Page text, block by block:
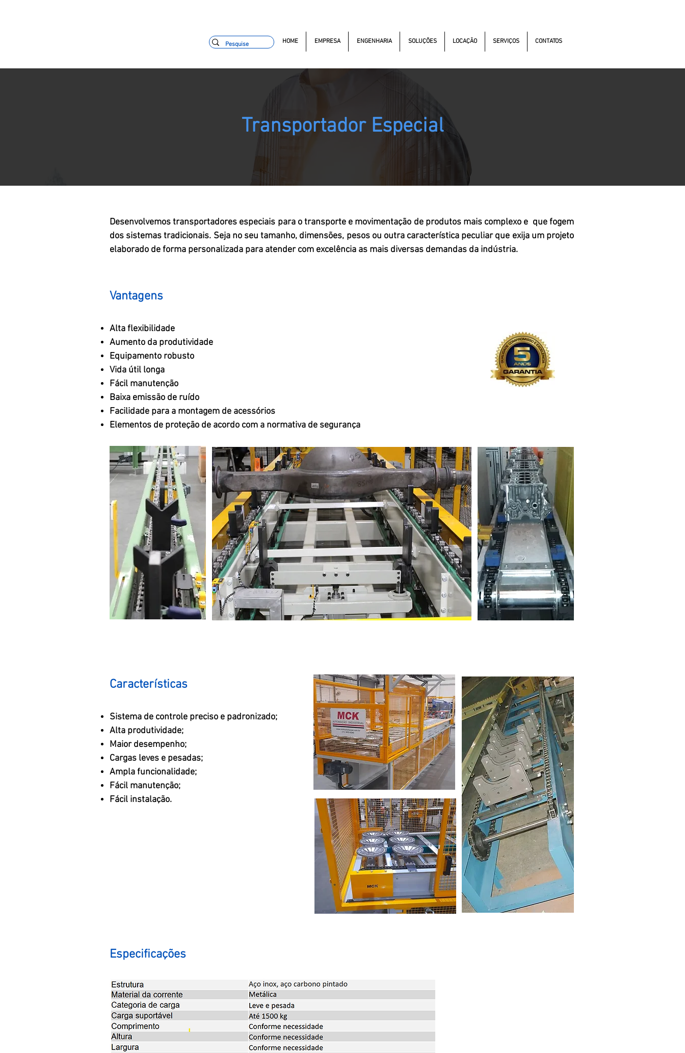
HOME EMPRESA ENGENHARIA SOLUÇÕES LOCAÇÃO SERVIÇOS CONTATOS
Transportador Especial
Desenvolvemos transportadores especiais para o transporte e movimentação de produtos mais complexo e que fogem
dos sistemas tradicionais. Seja no seu tamanho, dimensões, pesos ou outra característica peculiar que exija um projeto
elaborado de forma personalizada para atender com excelência as mais diversas demandas da indústria.
Vantagens
Alta flexibilidade
Aumento da produtividade
Equipamento robusto
Vida útil longa
Fácil manutenção
Baixa emissão de ruído
Facilidade para a montagem de acessórios
Elementos de proteção de acordo com a normativa de segurança
Características
Sistema de controle preciso e padronizado;
Alta produtividade;
Maior desempenho;
Cargas leves e pesadas;
Ampla funcionalidade;
Fácil manutenção;
Fácil instalação.
Especificações